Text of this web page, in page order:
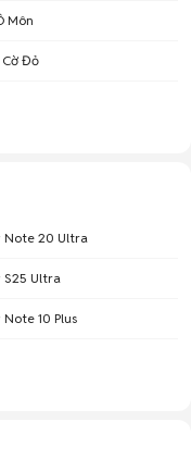
Môn
Đỏ
Note 20 Ultra
S25 Ultra
Note 10 Plus